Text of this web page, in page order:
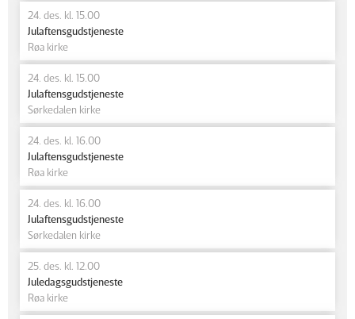
24. des. kl. 15.00
Julaftensgudstjeneste
Røa kirke
24. des. kl. 15.00
Julaftensgudstjeneste
Sørkedalen kirke
24. des. kl. 16.00
Julaftensgudstjeneste
Røa kirke
24. des. kl. 16.00
Julaftensgudstjeneste
Sørkedalen kirke
25. des. kl. 12.00
Juledagsgudstjeneste
Røa kirke